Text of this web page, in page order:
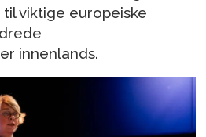
viktige europeiske
innenlands.